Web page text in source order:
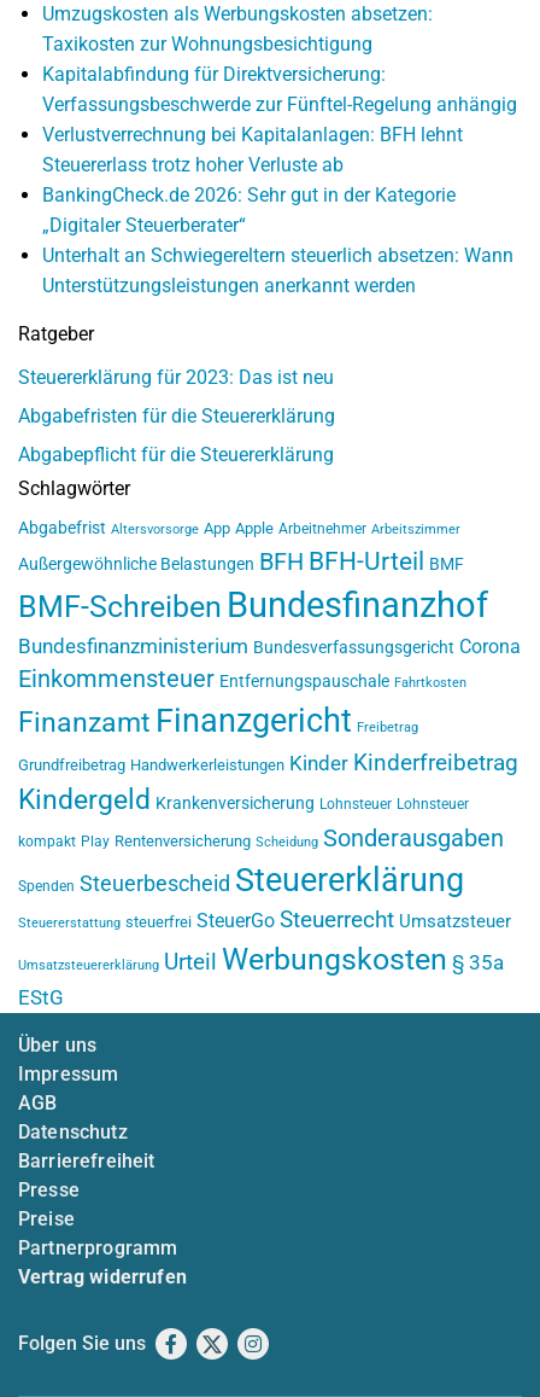
Umzugskosten als Werbungskosten absetzen:
Taxikosten zur Wohnungsbesichtigung
Kapitalabfindung für Direktversicherung:
Verfassungsbeschwerde zur Fünftel-Regelung anhängig
Verlustverrechnung bei Kapitalanlagen: BFH lehnt
Steuererlass trotz hoher Verluste ab
BankingCheck.de 2026: Sehr gut in der Kategorie
„Digitaler Steuerberater“
Unterhalt an Schwiegereltern steuerlich absetzen: Wann
Unterstützungsleistungen anerkannt werden
Ratgeber
Steuererklärung für 2023: Das ist neu
Abgabefristen für die Steuererklärung
Abgabepflicht für die Steuererklärung
Schlagwörter
Abgabefrist Altersvorsorge App Apple Arbeitnehmer Arbeitszimmer
Außergewöhnliche Belastungen BFH BFH-Urteil BMF
BMF-Schreiben Bundesfinanzhof
Bundesfinanzministerium Bundesverfassungsgericht Corona
Einkommensteuer Entfernungspauschale Fahrtkosten
Finanzamt Finanzgericht Freibetrag
Grundfreibetrag Handwerkerleistungen Kinder Kinderfreibetrag
Kindergeld Krankenversicherung Lohnsteuer Lohnsteuer
kompakt Play Rentenversicherung Scheidung Sonderausgaben
Spenden Steuerbescheid Steuererklärung
Steuererstattung steuerfrei SteuerGo Steuerrecht Umsatzsteuer
Umsatzsteuererklärung Urteil Werbungskosten § 35a
EStG
Über uns
Impressum
AGB
Datenschutz
Barrierefreiheit
Presse
Preise
Partnerprogramm
Vertrag widerrufen
Folgen Sie uns Facebook
X Instagram